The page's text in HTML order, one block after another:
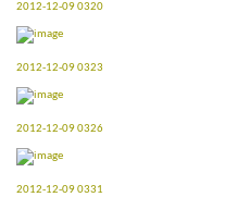
2012-12-09 0320
2012-12-09 0323
2012-12-09 0326
2012-12-09 0331